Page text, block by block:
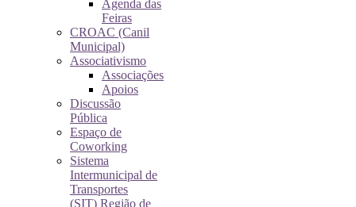
Agenda das
Feiras
CROAC (Canil
Municipal)
Associativismo
Associações
Apoios
Discussão
Pública
Espaço de
Coworking
Sistema
Intermunicipal de
Transportes
(SIT) Região de